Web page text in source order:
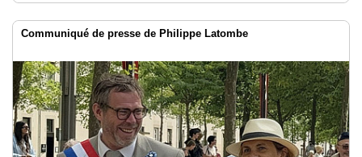
Communiqué de presse de Philippe Latombe